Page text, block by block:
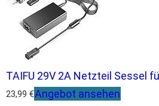
TAIFU 29V 2A Netzteil Sessel
23,99 €Angebot ansehen